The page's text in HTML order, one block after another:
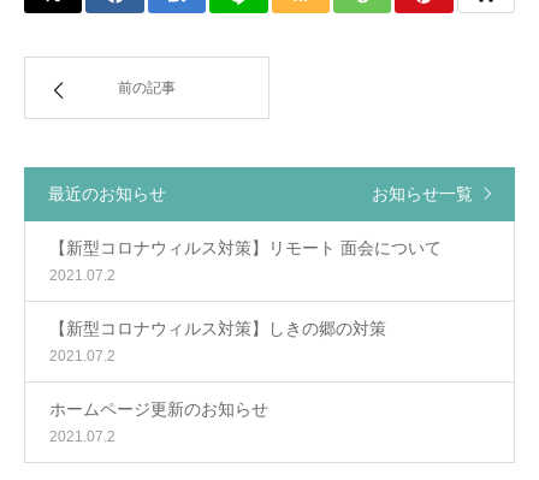
前の記事
最近のお知らせ お知らせ一覧
【新型コロナウィルス対策】リモート 面会について
2021.07.2
【新型コロナウィルス対策】しきの郷の対策
2021.07.2
ホームページ更新のお知らせ
2021.07.2